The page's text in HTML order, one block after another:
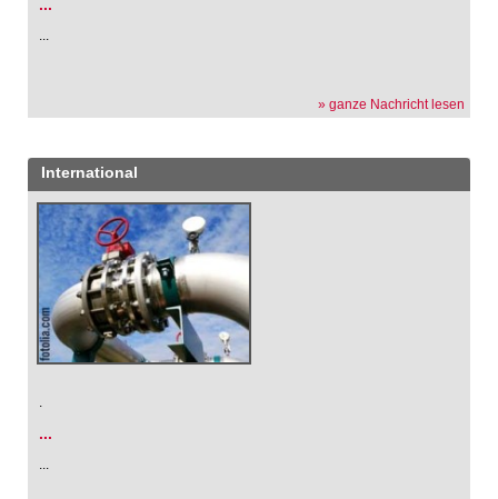
...
...
» ganze Nachricht lesen
International
.
...
...